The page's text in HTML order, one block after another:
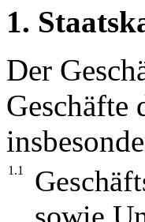
1.
Der
Geschäfte
1.1